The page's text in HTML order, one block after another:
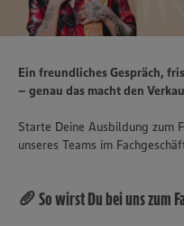
Ein freundliches Gespräch,
– genau das macht den
Starte Deine Ausbildung zum
unseres Teams im
🥖 So wirst Du bei uns zum